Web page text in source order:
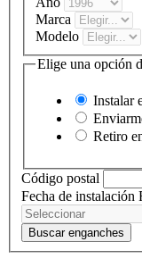
Marca
Modelo
Elige una opción
Instalar
Retiro
Código postal
Fecha de instalación
Buscar enganches